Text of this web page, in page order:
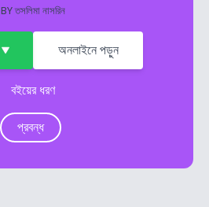
BYতসলিমা নাসরিন
অনলাইনে পড়ুন
বইয়ের ধরণ
প্রবন্ধ